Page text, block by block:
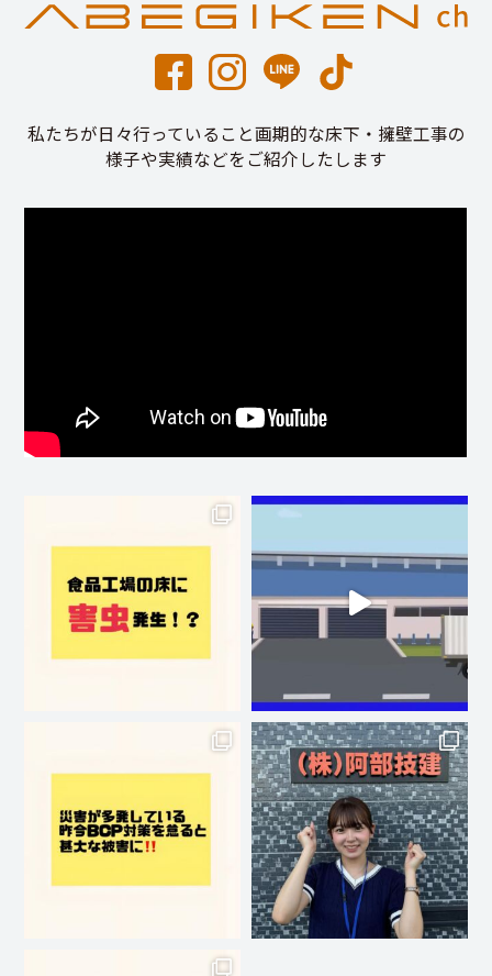
私たちが日々行っていること画期的な床下・擁壁工事の
様子や実績などをご紹介したします